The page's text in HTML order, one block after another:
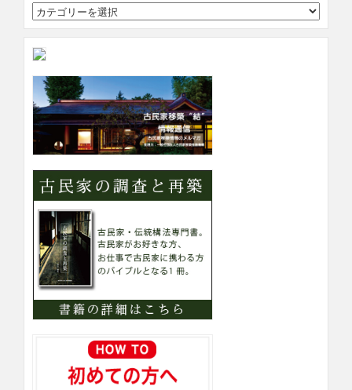
サ
イ
ト
内
カ
テ
ゴ
リ
ー
検